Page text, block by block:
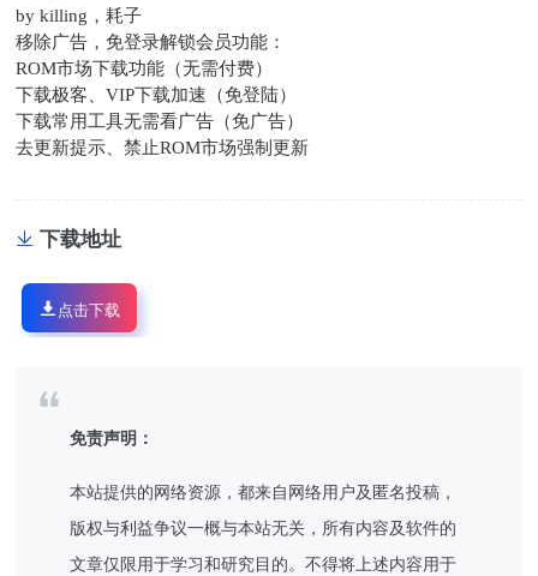
by killing，耗子
移除广告，免登录解锁会员功能：
ROM市场下载功能（无需付费）
下载极客、VIP下载加速（免登陆）
下载常用工具无需看广告（免广告）
去更新提示、禁止ROM市场强制更新
下载地址
点击下载
免责声明：
本站提供的网络资源，都来自网络用户及匿名投稿，
版权与利益争议一概与本站无关，所有内容及软件的
文章仅限用于学习和研究目的。不得将上述内容用于